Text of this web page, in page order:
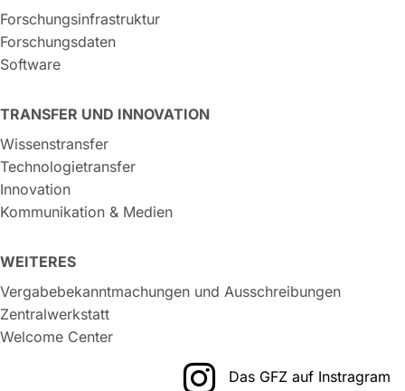
Forschungsinfrastruktur
Forschungsdaten
Software
TRANSFER UND INNOVATION
Wissenstransfer
Technologietransfer
Innovation
Kommunikation & Medien
WEITERES
Vergabebekanntmachungen und Ausschreibungen
Zentralwerkstatt
Welcome Center
Das GFZ auf Instragram